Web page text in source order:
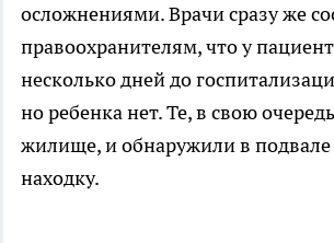
осложнениями. Врачи сразу же
правоохранителям, что у
несколько дней до
но ребенка нет. Те, в свою
жилище, и обнаружили в
находку.